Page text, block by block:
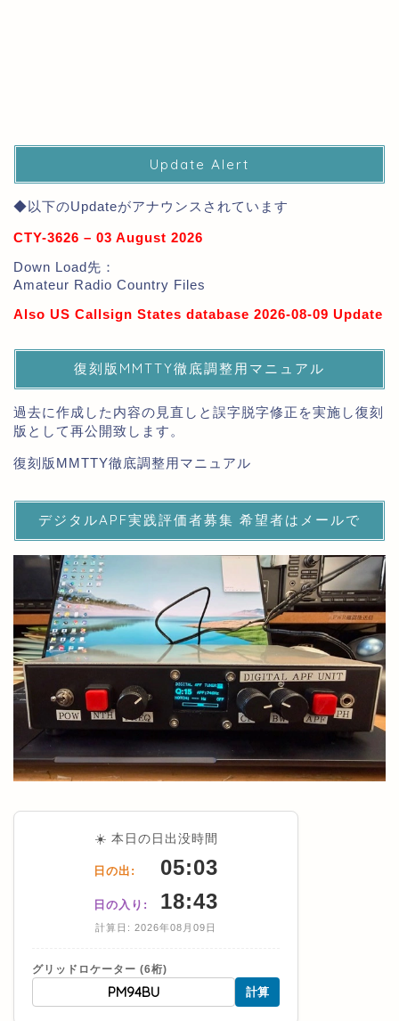
Update Alert
◆以下のUpdateがアナウンスされています
CTY-3626 – 03 August 2026
Down Load先：
Amateur Radio Country Files
Also US Callsign States database 2026-08-09 Update
復刻版MMTTY徹底調整用マニュアル
過去に作成した内容の見直しと誤字脱字修正を実施し復刻
版として再公開致します。
復刻版MMTTY徹底調整用マニュアル
デジタルAPF実践評価者募集 希望者はメールで
☀️ 本日の日出没時間
日の出: 05:03
日の入り: 18:43
計算日: 2026年08月09日
グリッドロケーター (6桁)
計算